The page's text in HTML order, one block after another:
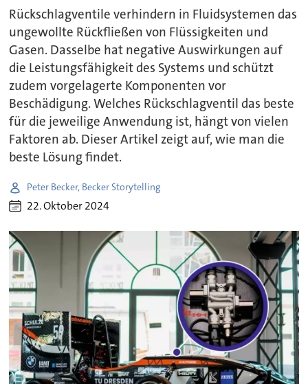
Rückschlagventile verhindern in Fluidsystemen das
ungewollte Rückfließen von Flüssigkeiten und
Gasen. Dasselbe hat negative Auswirkungen auf
die Leistungsfähigkeit des Systems und schützt
zudem vorgelagerte Komponenten vor
Beschädigung. Welches Rückschlagventil das beste
für die jeweilige Anwendung ist, hängt von vielen
Faktoren ab. Dieser Artikel zeigt auf, wie man die
beste Lösung findet.
Peter Becker, Becker Storytelling
22. Oktober 2024